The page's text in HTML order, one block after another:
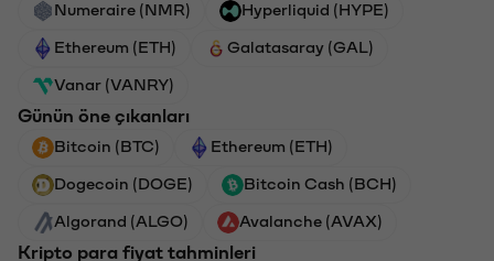
Numeraire (NMR) Hyperliquid (HYPE)
Ethereum (ETH) Galatasaray (GAL)
Vanar (VANRY)
Günün öne çıkanları
Bitcoin (BTC) Ethereum (ETH)
Dogecoin (DOGE) Bitcoin Cash (BCH)
Algorand (ALGO) Avalanche (AVAX)
Kripto para fiyat tahminleri